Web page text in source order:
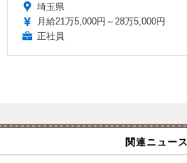
埼玉県
月給21万5,000円～28万5,000円
正社員
関連ニュース